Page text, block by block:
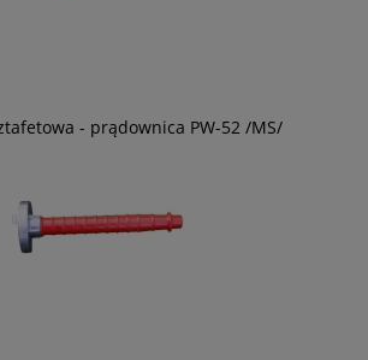
- prądownica PW-52 /MS/